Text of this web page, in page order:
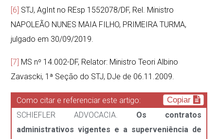
[6] STJ, AgInt no REsp 1552078/DF, Rel. Ministro
NAPOLEÃO NUNES MAIA FILHO, PRIMEIRA TURMA,
julgado em 30/09/2019.
[7] MS nº 14.002-DF, Relator: Ministro Teori Albino
Zavascki, 1ª Seção do STJ, DJe de 06.11.2009.
Como citar e referenciar este artigo: Copiar
SCHIEFLER ADVOCACIA. Os contratos
administrativos vigentes e a superveniência de